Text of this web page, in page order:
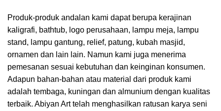
Produk-produk andalan kami dapat berupa kerajinan
kaligrafi, bathtub, logo perusahaan, lampu meja, lampu
stand, lampu gantung, relief, patung, kubah masjid,
ornamen dan lain lain. Namun kami juga menerima
pemesanan sesuai kebutuhan dan keinginan konsumen.
Adapun bahan-bahan atau material dari produk kami
adalah tembaga, kuningan dan almunium dengan kualitas
terbaik. Abiyan Art telah menghasilkan ratusan karya seni